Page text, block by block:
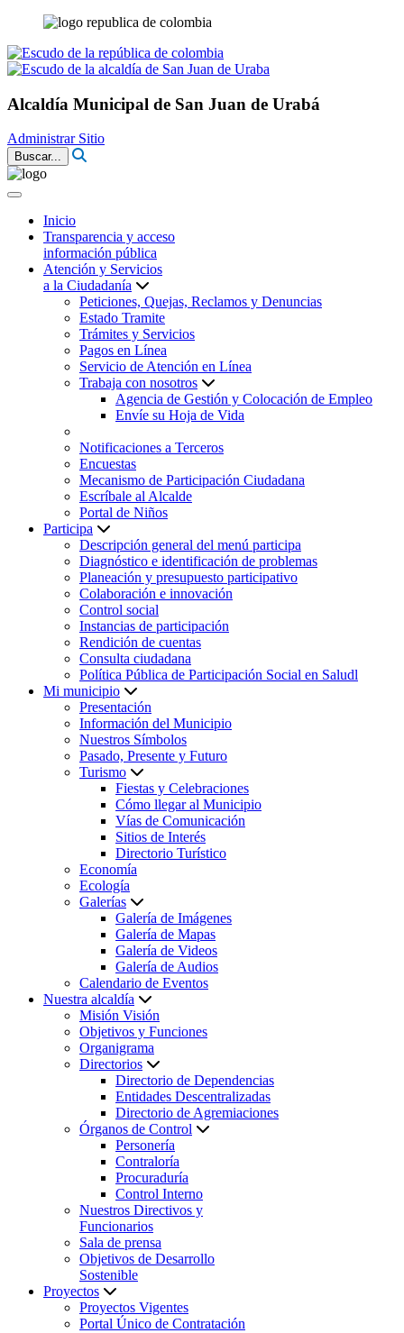
Alcaldía Municipal de San Juan de Urabá
Administrar Sitio
Buscar...
Inicio
Transparencia y acceso
información pública
Atención y Servicios
a la Ciudadanía
Peticiones, Quejas, Reclamos y Denuncias
Estado Tramite
Trámites y Servicios
Pagos en Línea
Servicio de Atención en Línea
Trabaja con nosotros
Agencia de Gestión y Colocación de Empleo
Envíe su Hoja de Vida
Notificaciones a Terceros
Encuestas
Mecanismo de Participación Ciudadana
Escríbale al Alcalde
Portal de Niños
Participa
Descripción general del menú participa
Diagnóstico e identificación de problemas
Planeación y presupuesto participativo
Colaboración e innovación
Control social
Instancias de participación
Rendición de cuentas
Consulta ciudadana
Política Pública de Participación Social en Saludl
Mi municipio
Presentación
Información del Municipio
Nuestros Símbolos
Pasado, Presente y Futuro
Turismo
Fiestas y Celebraciones
Cómo llegar al Municipio
Vías de Comunicación
Sitios de Interés
Directorio Turístico
Economía
Ecología
Galerías
Galería de Imágenes
Galería de Mapas
Galería de Videos
Galería de Audios
Calendario de Eventos
Nuestra alcaldía
Misión Visión
Objetivos y Funciones
Organigrama
Directorios
Directorio de Dependencias
Entidades Descentralizadas
Directorio de Agremiaciones
Órganos de Control
Personería
Contraloría
Procuraduría
Control Interno
Nuestros Directivos y
Funcionarios
Sala de prensa
Objetivos de Desarrollo
Sostenible
Proyectos
Proyectos Vigentes
Portal Único de Contratación